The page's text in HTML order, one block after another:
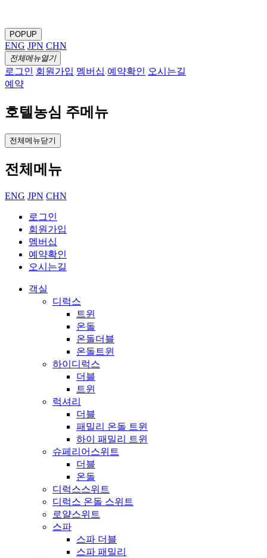
POPUP
ENG JPN CHN
전체메뉴열기
로그인 회원가입 멤버십 예약확인 오시는길
예약
호텔농심 주메뉴
전체메뉴닫기
전체메뉴
ENG JPN CHN
로그인
회원가입
멤버십
예약확인
오시는길
객실
디럭스
트윈
온돌
온돌더블
온돌트윈
하이디럭스
더블
트윈
럭셔리
더블
패밀리 온돌 트윈
하이 패밀리 트윈
슈페리어스위트
더블
온돌
디럭스스위트
디럭스 온돌 스위트
로얄스위트
스파
스파 더블
스파 패밀리